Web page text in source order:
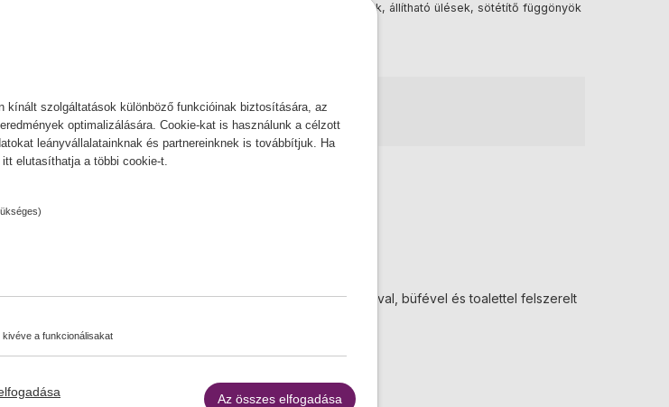
klímaberendezés, sztereóberendezés, sötétített oldalablakok, állítható ülések, sötétítő függönyök
ülőhelyek
Légkondicionált, videóval, büfével és toalettel felszerelt
kínált szolgáltatások különböző funkcióinak biztosítására, az
optimalizálására. Cookie-kat is használunk a célzott
leányvállalatainknak és partnereinknek is továbbítjuk. Ha
elutasíthatja a többi cookie-t.
a funkcionálisakat
Az összes elfogadása